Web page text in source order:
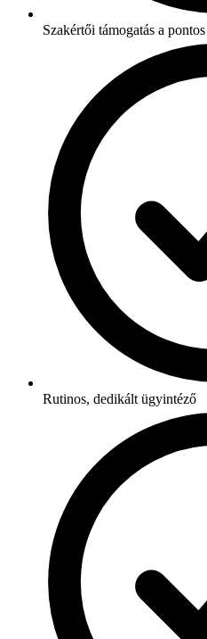
Szakértői támogatás a
Rutinos, dedikált ügyintéző